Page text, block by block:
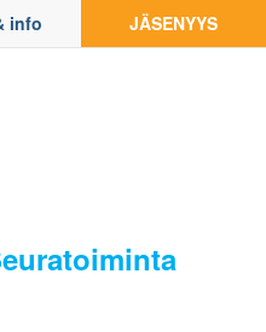
info JÄSENYYS